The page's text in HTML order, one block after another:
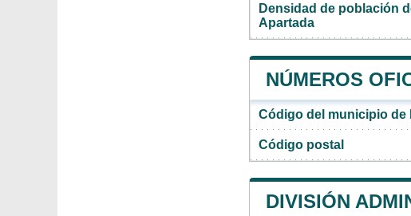
Densidad de población
Apartada
NÚMEROS
Código del municipio de
Código postal
DIVISIÓN